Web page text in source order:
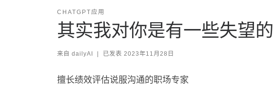
CHATGPT应用
其实我对你是有一些失望的
来自 dailyAI 已发表 2023年11月28日
擅长绩效评估说服沟通的职场专家